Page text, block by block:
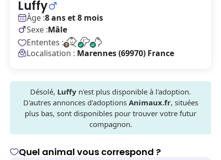
Luffy
Âge :8 ans et 8 mois
Sexe :Mâle
Ententes :
Localisation : Marennes (69970) France
Désolé, Luffy n'est plus disponible à l'adoption.
D'autres annonces d'adoptions Animaux.fr, situées
plus bas, sont disponibles pour trouver votre futur
compagnon.
Quel animal vous correspond ?